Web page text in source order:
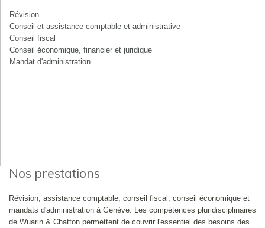
Révision
Conseil et assistance comptable et administrative
Conseil fiscal
Conseil économique, financier et juridique
Mandat d'administration
Nos prestations
Révision, assistance comptable, conseil fiscal, conseil économique et
mandats d'administration à Genève. Les compétences pluridisciplinaires
de Wuarin & Chatton permettent de couvrir l'essentiel des besoins des